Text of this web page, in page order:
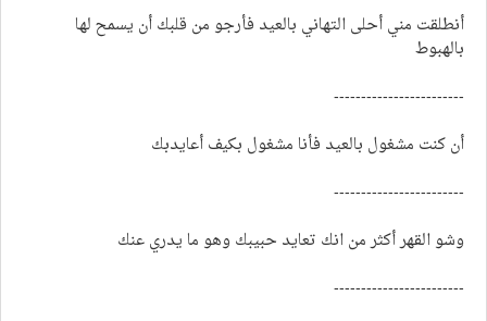
أنطلقت مني أحلى التهاني بالعيد فأرجو من قلبك أن يسمح لها
بالهبوط
------------------------
أن كنت مشغول بالعيد فأنا مشغول بكيف أعايدبك
------------------------
وشو القهر أكثر من انك تعايد حبيبك وهو ما يدري عنك
------------------------